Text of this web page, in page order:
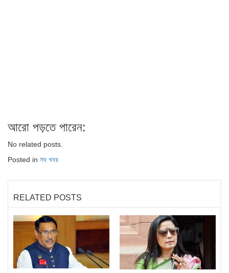
আরো পড়তে পারেন:
No related posts.
Posted in সব খবর
RELATED POSTS